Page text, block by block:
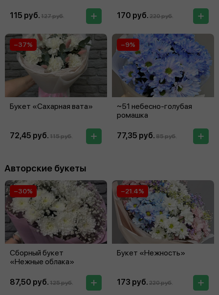
115 руб. 127 руб. 170 руб. 220 руб.
Букет «Сахарная вата»
−37%
72,45 руб. 115 руб.
~51 небесно-голубая
ромашка
−9%
77,35 руб. 85 руб.
Авторские букеты
Сборный букет
«Нежные облака»
−30%
87,50 руб. 125 руб.
Букет «Нежность»
−21.4%
173 руб. 220 руб.